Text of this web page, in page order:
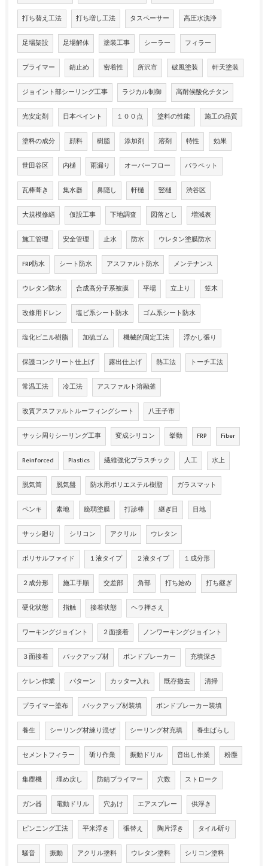
打ち替え工法 打ち増し工法 タスペーサー 高圧水洗浄
足場架設 足場解体 塗装工事 シーラー フィラー
プライマー 錆止め 密着性 所沢市 破風塗装 軒天塗装
ジョイント部シーリング工事 ラジカル制御 高耐候酸化チタン
光安定剤 日本ペイント １００点 塗料の性能 施工の品質
塗料の成分 顔料 樹脂 添加剤 溶剤 特性 効果
世田谷区 内樋 雨漏り オーバーフロー パラペット
瓦棒葺き 集水器 鼻隠し 軒樋 竪樋 渋谷区
大規模修繕 仮設工事 下地調査 図落とし 増減表
施工管理 安全管理 止水 防水 ウレタン塗膜防水
FRP防水 シート防水 アスファルト防水 メンテナンス
ウレタン防水 合成高分子系被膜 平場 立上り 笠木
改修用ドレン 塩ビ系シート防水 ゴム系シート防水
塩化ビニル樹脂 加硫ゴム 機械的固定工法 浮かし張り
保護コンクリート仕上げ 露出仕上げ 熱工法 トーチ工法
常温工法 冷工法 アスファルト溶融釜
改質アスファルトルーフィングシート 八王子市
サッシ周りシーリング工事 変成シリコン 挙動 FRP Fiber
Reinforced Plastics 繊維強化プラスチック 人工 水上
脱気筒 脱気盤 防水用ポリエステル樹脂 ガラスマット
ペンキ 素地 脆弱塗膜 打診棒 継ぎ目 目地
サッシ廻り シリコン アクリル ウレタン
ポリサルファイド １液タイプ ２液タイプ １成分形
２成分形 施工手順 交差部 角部 打ち始め 打ち継ぎ
硬化状態 指触 接着状態 ヘラ押さえ
ワーキングジョイント ２面接着 ノンワーキングジョイント
３面接着 バックアップ材 ボンドブレーカー 充填深さ
ケレン作業 パターン カッター入れ 既存撤去 清掃
プライマー塗布 バックアップ材装填 ボンドブレーカー装填
養生 シーリング材練り混ぜ シーリング材充填 養生ばらし
セメントフィラー 斫り作業 振動ドリル 音出し作業 粉塵
集塵機 埋め戻し 防錆プライマー 穴数 ストローク
ガン器 電動ドリル 穴あけ エアスプレー 供浮き
ピンニング工法 平米浮き 張替え 陶片浮き タイル斫り
騒音 振動 アクリル塗料 ウレタン塗料 シリコン塗料